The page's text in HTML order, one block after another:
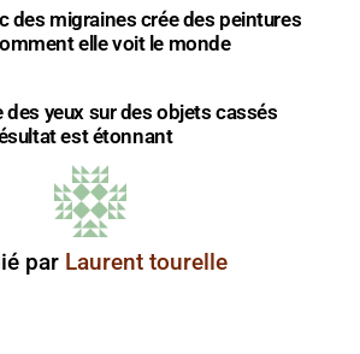
des migraines crée des peintures
elle voit le monde
des yeux sur des objets cassés
est étonnant
par Laurent tourelle